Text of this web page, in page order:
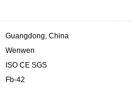
Guangdong, China
Wenwen
ISO CE SGS
Fb-42